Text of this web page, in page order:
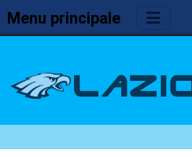
Menu principale